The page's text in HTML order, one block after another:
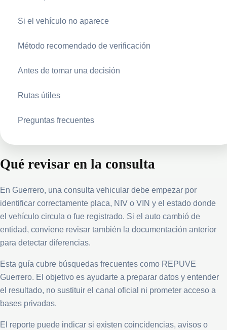
Si el vehículo no aparece
Método recomendado de verificación
Antes de tomar una decisión
Rutas útiles
Preguntas frecuentes
Qué revisar en la consulta
En Guerrero, una consulta vehicular debe empezar por
identificar correctamente placa, NIV o VIN y el estado donde
el vehículo circula o fue registrado. Si el auto cambió de
entidad, conviene revisar también la documentación anterior
para detectar diferencias.
Esta guía cubre búsquedas frecuentes como REPUVE
Guerrero. El objetivo es ayudarte a preparar datos y entender
el resultado, no sustituir el canal oficial ni prometer acceso a
bases privadas.
El reporte puede indicar si existen coincidencias, avisos o